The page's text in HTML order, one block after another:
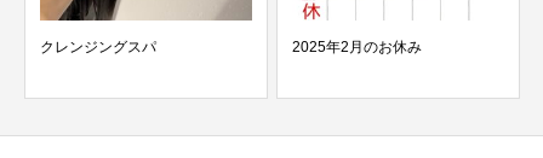
クレンジングスパ 2025年2月のお休み